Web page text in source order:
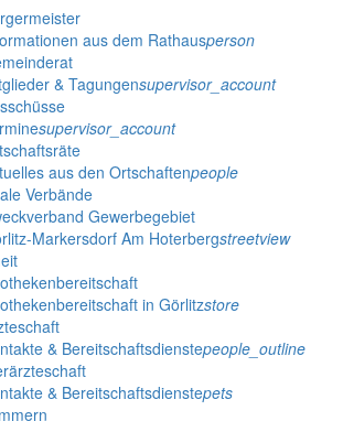
aus dem Rathausperson
& Tagungensupervisor_account
supervisor_account
aus den Ortschaftenpeople
Verbände
Gewerbegebiet
Markersdorf Am Hoterbergstreetview
in Görlitzstore
& Bereitschaftsdienstepeople_outline
& Bereitschaftsdienstepets